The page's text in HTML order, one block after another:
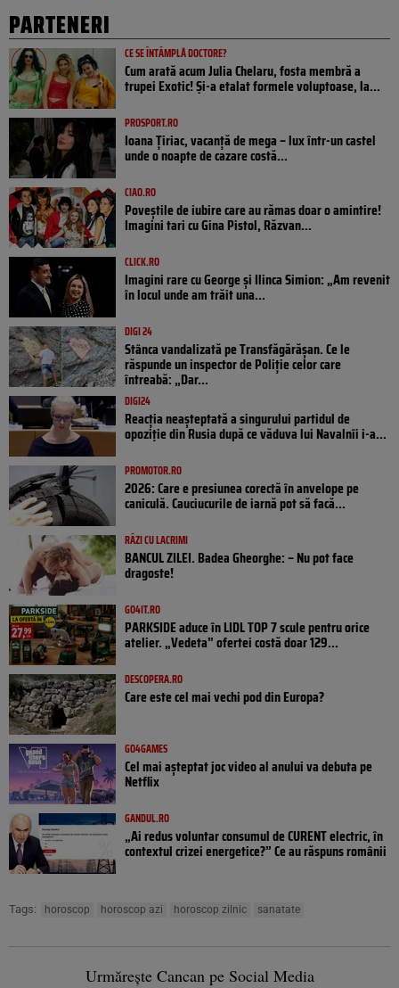
PARTENERI
CE SE ÎNTÂMPLĂ DOCTORE?
Cum arată acum Julia Chelaru, fosta membră a
trupei Exotic! Și-a etalat formele voluptoase, la...
PROSPORT.RO
Ioana Țiriac, vacanță de mega – lux într-un castel
unde o noapte de cazare costă...
CIAO.RO
Poveştile de iubire care au rămas doar o amintire!
Imagini tari cu Gina Pistol, Răzvan...
CLICK.RO
Imagini rare cu George și Ilinca Simion: „Am revenit
în locul unde am trăit una...
DIGI 24
Stânca vandalizată pe Transfăgărășan. Ce le
răspunde un inspector de Poliție celor care
întreabă: „Dar...
DIGI24
Reacția neașteptată a singurului partidul de
opoziţie din Rusia după ce văduva lui Navalnîi i-a...
PROMOTOR.RO
2026: Care e presiunea corectă în anvelope pe
caniculă. Cauciucurile de iarnă pot să facă...
RÂZI CU LACRIMI
BANCUL ZILEI. Badea Gheorghe: – Nu pot face
dragoste!
GO4IT.RO
PARKSIDE aduce în LIDL TOP 7 scule pentru orice
atelier. „Vedeta” ofertei costă doar 129...
DESCOPERA.RO
Care este cel mai vechi pod din Europa?
GO4GAMES
Cel mai așteptat joc video al anului va debuta pe
Netflix
GANDUL.RO
„Ai redus voluntar consumul de CURENT electric, în
contextul crizei energetice?” Ce au răspuns românii
Tags: horoscop horoscop azi horoscop zilnic sanatate
Urmărește Cancan pe Social Media